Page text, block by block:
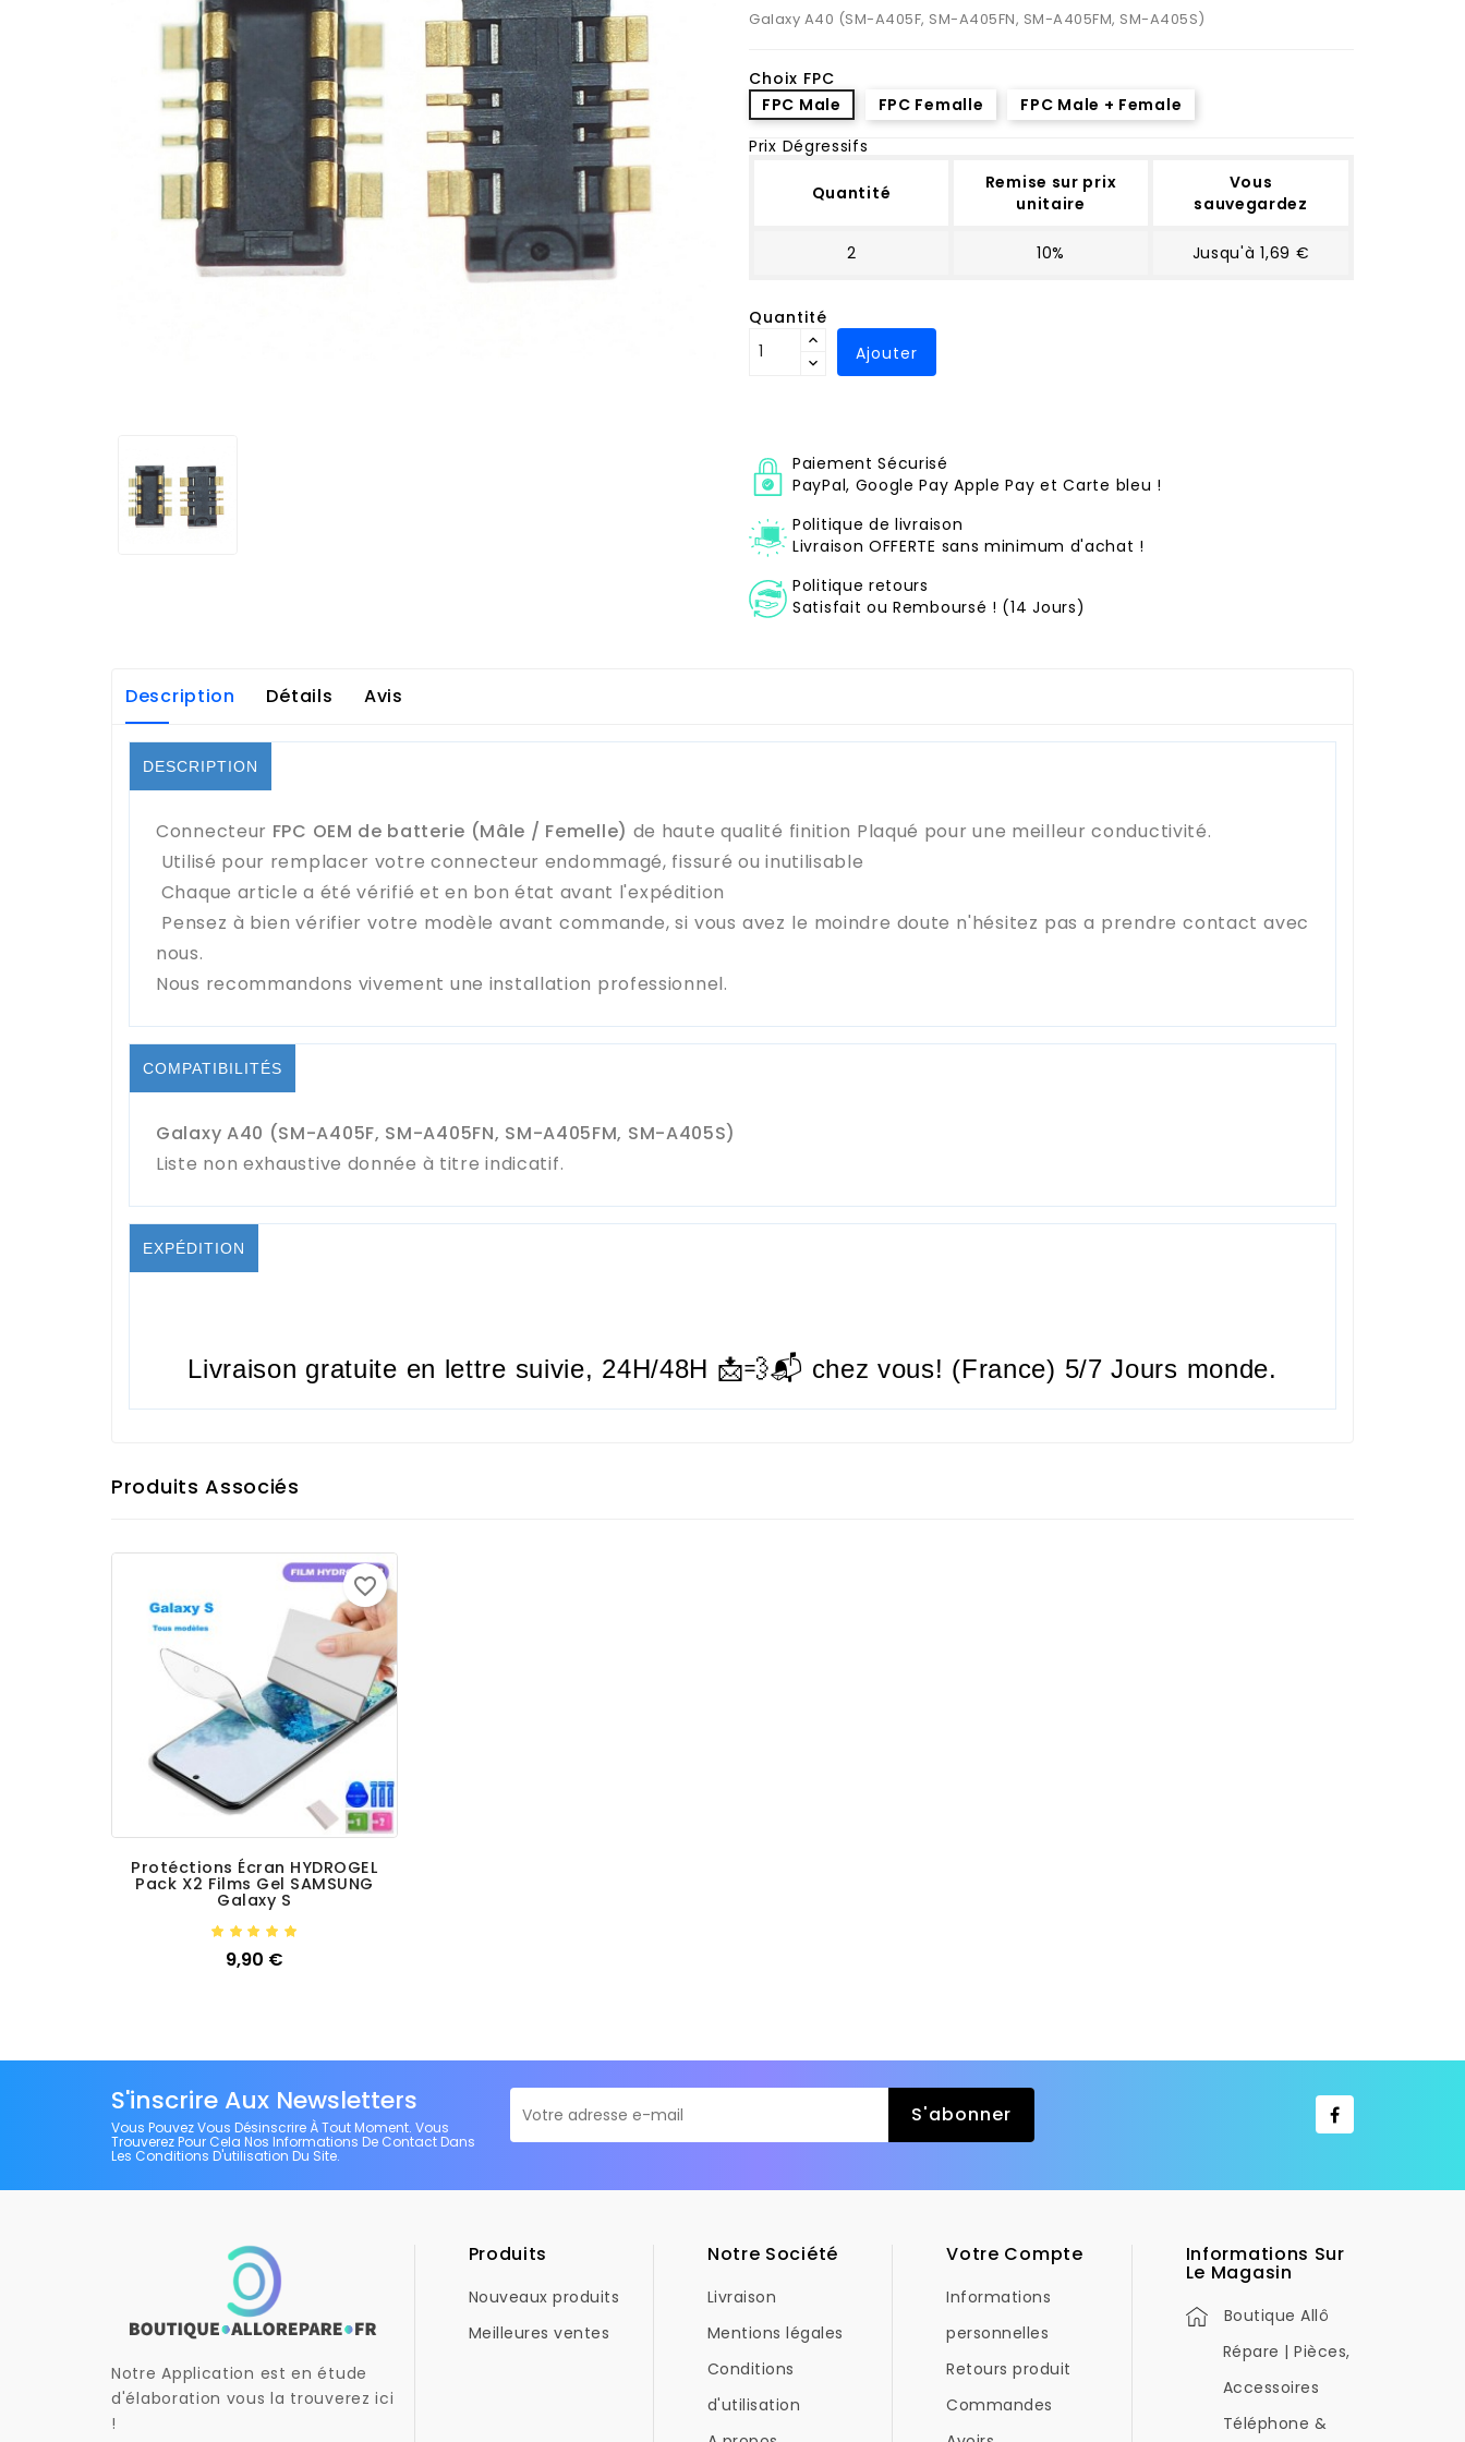
Galaxy A40 (SM-A405F, SM-A405FN, SM-A405FM, SM-A405S)
Choix FPC
FPC Male
FPC Femalle
FPC Male + Female
Prix Dégressifs
Quantité
Remise sur prix
unitaire
Vous
sauvegardez
2 10% Jusqu'à 1,69 €
Quantité
Ajouter
Paiement Sécurisé
PayPal, Google Pay Apple Pay et Carte bleu !
Politique de livraison
Livraison OFFERTE sans minimum d'achat !
Politique retours
Satisfait ou Remboursé ! (14 Jours)
Description Détails Avis
DESCRIPTION
Connecteur FPC OEM de batterie (Mâle / Femelle) de haute qualité finition Plaqué pour une meilleur conductivité.
Utilisé pour remplacer votre connecteur endommagé, fissuré ou inutilisable
Chaque article a été vérifié et en bon état avant l'expédition
Pensez à bien vérifier votre modèle avant commande, si vous avez le moindre doute n'hésitez pas a prendre contact avec
nous.
Nous recommandons vivement une installation professionnel.
COMPATIBILITÉS
Galaxy A40 (SM-A405F, SM-A405FN, SM-A405FM, SM-A405S)
Liste non exhaustive donnée à titre indicatif.
EXPÉDITION
Livraison gratuite en lettre suivie, 24H/48H 📩💨📬 chez vous! (France) 5/7 Jours monde.
Produits Associés
Protéctions Écran HYDROGEL
Pack X2 Films Gel SAMSUNG
Galaxy S
9,90 €Prix
Ajouter
favorite_border
S'inscrire Aux Newsletters
Vous Pouvez Vous Désinscrire À Tout Moment. Vous
Trouverez Pour Cela Nos Informations De Contact Dans
Les Conditions D'utilisation Du Site.
Notre Application est en étude
d'élaboration vous la trouverez ici
!
Produits
Nouveaux produits
Meilleures ventes
Notre Société
Livraison
Mentions légales
Conditions
d'utilisation
Votre Compte
Informations
personnelles
Retours produit
Commandes
Informations Sur
Le Magasin
Boutique Allô
Répare | Pièces,
Accessoires
Téléphone &